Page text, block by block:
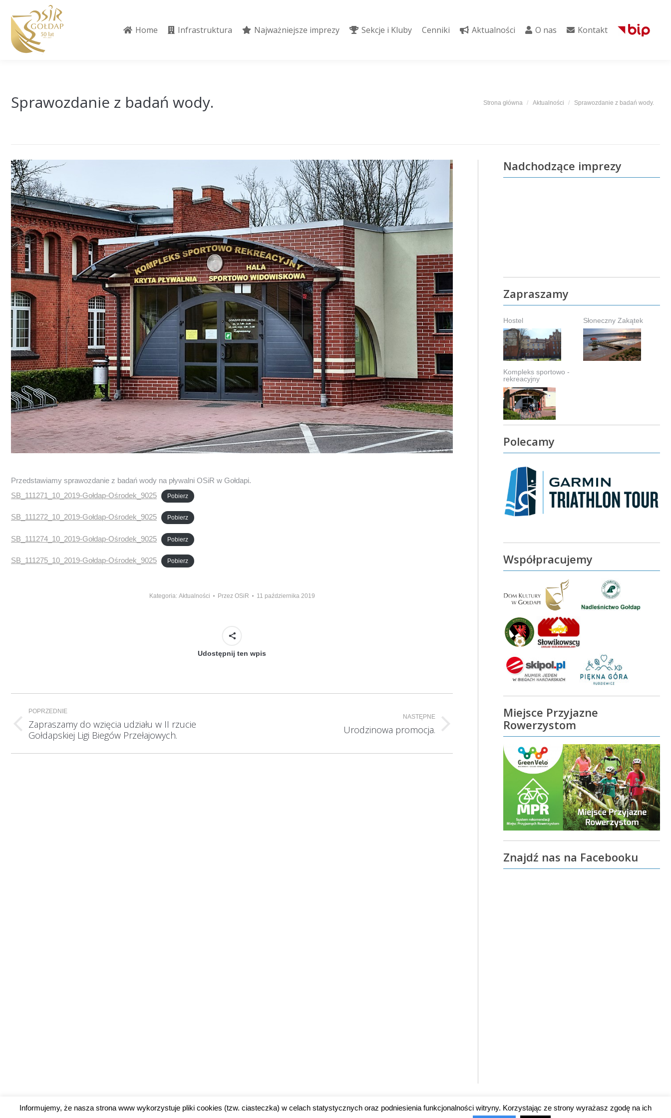
Home Infrastruktura Najważniejsze imprezy Sekcje i Kluby Cenniki Aktualności O nas Kontakt
Sprawozdanie z badań wody. Jesteś tutaj:
Strona główna Aktualności Sprawozdanie z badań wody.
Przedstawiamy sprawozdanie z badań wody na pływalni OSiR w Gołdapi.
SB_111271_10_2019-Gołdap-Ośrodek_9025
Pobierz
SB_111272_10_2019-Gołdap-Ośrodek_9025 Pobierz
SB_111274_10_2019-Gołdap-Ośrodek_9025 Pobierz
SB_111275_10_2019-Gołdap-Ośrodek_9025 Pobierz
Kategoria: Aktualności Przez OSiR 11 października 2019
Udostępnij ten wpis
Nawigacja
wpisów
POPRZEDNIE
Poprzedni
wpis:
Zapraszamy do wzięcia udziału w II rzucie
Gołdapskiej Ligi Biegów Przełajowych.
NASTĘPNE
Urodzinowa promocja.
Nadchodzące imprezy
Zapraszamy
Hostel Słoneczny Zakątek
Kompleks sportowo -
rekreacyjny
Polecamy
Współpracujemy
Miejsce Przyjazne
Rowerzystom
Znajdź nas na Facebooku
Informujemy, że nasza strona www wykorzystuje pliki cookies (tzw. ciasteczka) w celach statystycznych oraz podniesienia funkcjonalności witryny. Korzystając ze strony wyrażasz zgodę na ich
Home Infrastruktura Najważniejsze imprezy Sekcje i Kluby Cenniki Aktualności O nas Kontakt